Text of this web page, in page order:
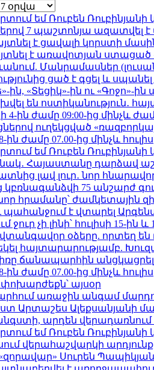
եմ Ռուբեն Ռուբինյանի
7 պաշտոնյա ազատվել
է ցավալի կորստի
է առավոտյան
Մանրամասներ
ցած է գցել և
ին, «Տեցիկ»-ին ու «Գոջո»-
են ոստիկանություն․
4-ին ժամը 09:00-ից մինչև
ուղեկցված
ին ժամը 07.00-ից մինչև
եմ Ռուբեն Ռուբինյանի
Հայաստանը դարձավ
լավ լուր․ նոր
75 անշարժ
հրամանը՝ ժամկետային
պահանջում է վտարել
չի լինի՝ հուլիսի 15-ին և
օձերը. որտեղ
հայտարարությամբ.
ճանապարհին անցկացրել
ին ժամը 07.00-ից մինչև
փոխարժեքն՝ այսօր
առաջին անգամ
Արտաշես Ալեքսանյանի
արդեն
եմ Ռուբեն Ռուբինյանի
վերահաշվարկի
Սուրեն